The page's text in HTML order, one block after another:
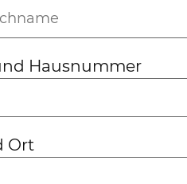
Hausnummer
Ort